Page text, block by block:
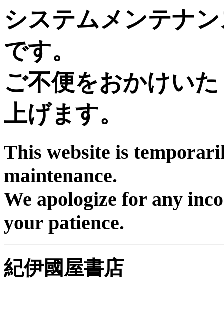
システムメンテナ
です。
ご不便をおかけい
上げます。
This website is
maintenance.
We apologize for any
your patience.
紀伊國屋書店